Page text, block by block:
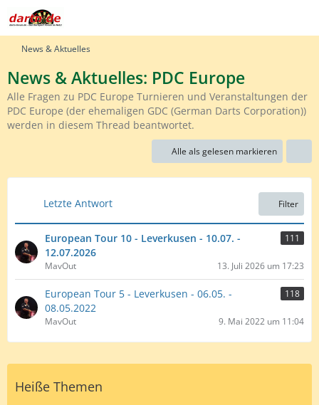
News & Aktuelles
News & Aktuelles: PDC Europe
Alle Fragen zu PDC Europe Turnieren und Veranstaltungen der
PDC Europe (der ehemaligen GDC (German Darts Corporation))
werden in diesem Thread beantwortet.
Alle als gelesen markieren
Letzte Antwort Filter
European Tour 10 - Leverkusen - 10.07. -
12.07.2026
111
MavOut 13. Juli 2026 um 17:23
European Tour 5 - Leverkusen - 06.05. -
08.05.2022
118
MavOut 9. Mai 2022 um 11:04
Heiße Themen